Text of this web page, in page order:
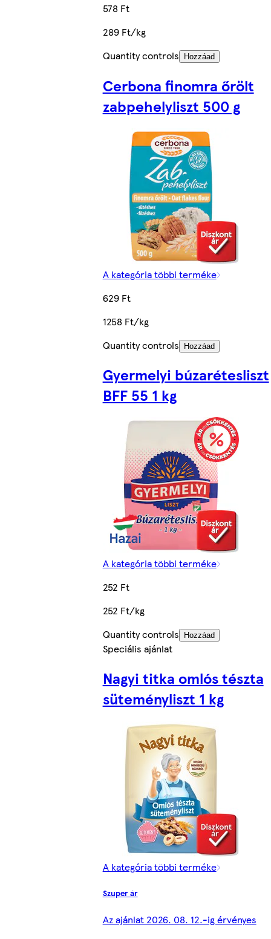
578 Ft
289 Ft/kg
Quantity controls
Hozzáad
Cerbona finomra őrölt
zabpehelyliszt 500 g
A kategória többi terméke
629 Ft
1258 Ft/kg
Quantity controls
Hozzáad
Gyermelyi búzarétesliszt
BFF 55 1 kg
A kategória többi terméke
252 Ft
252 Ft/kg
Quantity controls
Hozzáad
Speciális ajánlat
Nagyi titka omlós tészta
süteményliszt 1 kg
A kategória többi terméke
Szuper ár
Az ajánlat 2026. 08. 12.-ig érvényes